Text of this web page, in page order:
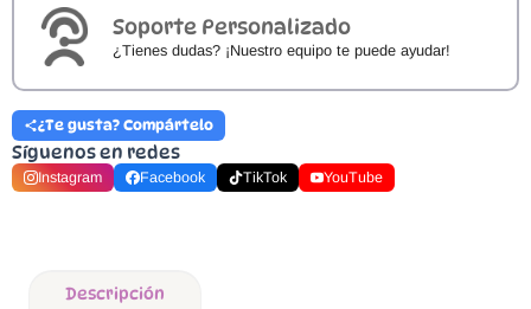
Soporte Personalizado
¿Tienes dudas? ¡Nuestro equipo te puede ayudar!
¿Te gusta? Compártelo
Síguenos en redes
Instagram Facebook TikTok YouTube
Descripción